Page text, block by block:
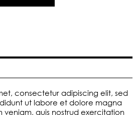
consectetur adipiscing elit, sed
ut labore et dolore magna
veniam, quis nostrud exercitation